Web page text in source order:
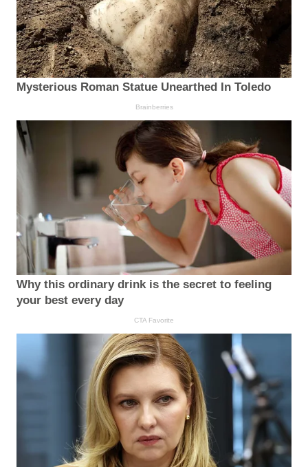
Mysterious Roman Statue Unearthed In Toledo
Brainberries
Why this ordinary drink is the secret to feeling
your best every day
CTA Favorite